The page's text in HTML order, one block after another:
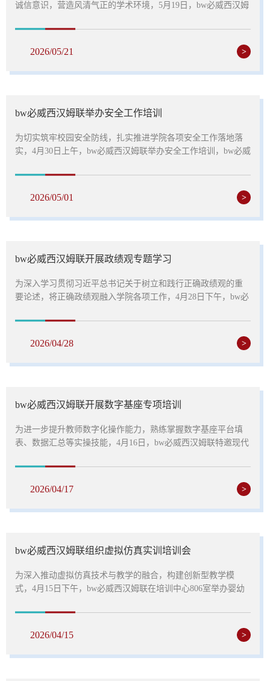
诚信意识，营造风清气正的学术环境，5月19日，bw必威西汉姆
院领导、科研骨干及全体教师参会，围绕科研诚信建设的核心
要义、实践路径等内容展开深入交流探讨。研讨会现场，各位
教师各抒己见、畅所欲言，氛围热烈而务实。学院科研负责人
2026/05/21 >
bw必威西汉姆联举办安全工作培训
为切实筑牢校园安全防线，扎实推进学院各项安全工作落地落
实，4月30日上午，bw必威西汉姆联举办安全工作培训，bw必威
议传达了省教育厅、学校安全会议要求，对近期重点安全工作
进行全面安排，特别是对五一假期交通安全、防溺水安全进行
重点部署，明确假期安全值守、家校联动提醒、风险隐患排查
2026/05/01 >
bw必威西汉姆联开展政绩观专题学习
为深入学习贯彻习近平总书记关于树立和践行正确政绩观的重
要论述，将正确政绩观融入学院各项工作，4月28日下午，bw必
度重点工作、责任分工，凝聚育人发展合力。首先，由bw必威
西汉姆联党总支书记领学相关重要讲话精神，理解正确政绩观
的核心内涵与实践要求。会议指出，教育工作者的根本政绩在
2026/04/28 >
bw必威西汉姆联开展数字基座专项培训
为进一步提升教师数字化操作能力，熟练掌握数字基座平台填
表、数据汇总等实操技能，4月16日，bw必威西汉姆联特邀现代
学院相关教师共同学习实操技能，破解平台使用难题。培训现
场，姜老师紧扣数字基座平台核心功能，结合学院管理工作的
实际需求，开展了细致全面的现场讲解与实操演示。针对教师
2026/04/17 >
bw必威西汉姆联组织虚拟仿真实训培训会
为深入推动虚拟仿真技术与教学的融合，构建创新型教学模
式，4月15日下午，bw必威西汉姆联在培训中心806室举办婴幼
技有限公司的技术专家，围绕虚拟仿真软件在教学中的实际应
用展开详细讲解，bw必威西汉姆联全体专兼职教师以及实验教
学工作人员参与此次培训。技术专家从理论层面，深入浅出地
2026/04/15 >